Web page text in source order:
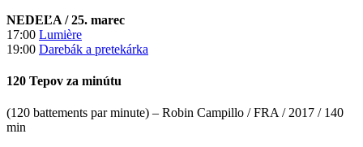
NEDEĽA / 25. marec
17:00 Lumière
19:00 Darebák a pretekárka
120 Tepov za minútu
(120 battements par minute) – Robin Campillo / FRA / 2017 / 140
min